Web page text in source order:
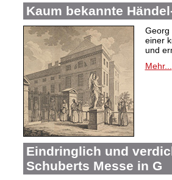
Kaum bekannte
Georg
einer
und
Mehr...
Eindringlich und
Schuberts Messe in G